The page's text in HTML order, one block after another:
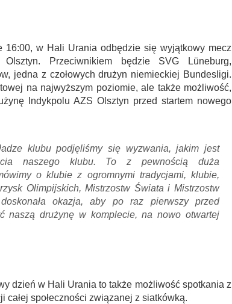
16:00, w Hali Urania odbędzie się wyjątkowy mecz
Przeciwnikiem będzie SVG Lüneburg,
jedna z czołowych drużyn niemieckiej Bundesligi.
na najwyższym poziomie, ale także możliwość,
Indykpolu AZS Olsztyn przed startem nowego
klubu podjęliśmy się wyzwania, jakim jest
naszego klubu. To z pewnością duża
o klubie z ogromnymi tradycjami, klubie,
Olimpijskich, Mistrzostw Świata i Mistrzostw
okazja, aby po raz pierwszy przed
naszą drużynę w komplecie, na nowo otwartej
dzień w Hali Urania to także możliwość spotkania z
całej społeczności związanej z siatkówką.